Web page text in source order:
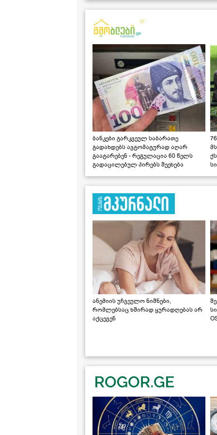
ბანკები გარკვეულ საბარათე
გადახდებს ავტომატურად აღარ
გაატარებენ - რეგულაცია 60 წელს
გადაცილებულ პირებს შეეხება
ანემიის უჩვეულო ნიშნები,
რომლებსაც ხშირად ყურადღებას არ
აქცევენ